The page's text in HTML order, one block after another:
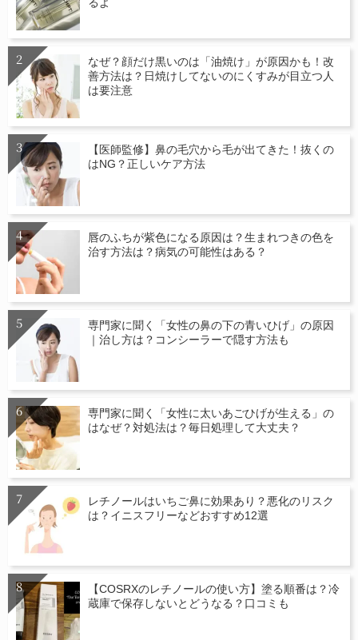
なぜ？顔だけ黒いのは「油焼け」が原因かも！改
善方法は？日焼けしてないのにくすみが目立つ人
は要注意
【医師監修】鼻の毛穴から毛が出てきた！抜くの
はNG？正しいケア方法
唇のふちが紫色になる原因は？生まれつきの色を
治す方法は？病気の可能性はある？
専門家に聞く「女性の鼻の下の青いひげ」の原因
｜治し方は？コンシーラーで隠す方法も
専門家に聞く「女性に太いあごひげが生える」の
はなぜ？対処法は？毎日処理して大丈夫？
レチノールはいちご鼻に効果あり？悪化のリスク
は？イニスフリーなどおすすめ12選
【COSRXのレチノールの使い方】塗る順番は？冷
蔵庫で保存しないとどうなる？口コミも